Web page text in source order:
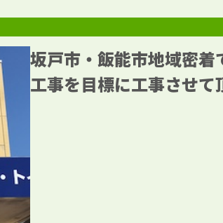
坂戸市・飯能市地域密
工事を目標に工事させて